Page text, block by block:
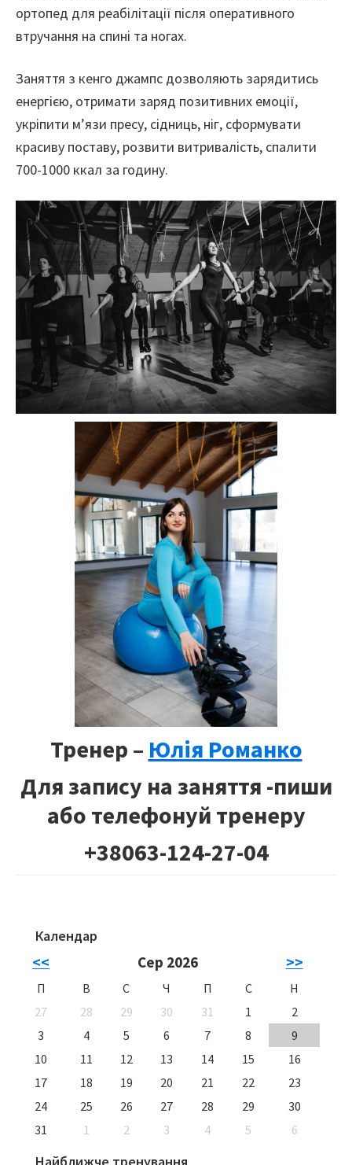
ортопед для реабілітації після оперативного
втручання на спині та ногах.
Заняття з кенго джампс дозволяють зарядитись
енергією, отримати заряд позитивних емоції,
укріпити м’язи пресу, сідниць, ніг, сформувати
красиву поставу, розвити витривалість, спалити
700-1000 ккал за годину.
Тренер – Юлія Романко
Для запису на заняття -пиши
або телефонуй тренеру
+38063-124-27-04
Primary
Sidebar
Календар
<< Сер 2026 >>
П В С Ч П С
Н
27
28 29 30 31 1
2
3
4 5 6 7 8
9
10
11 12 13 14 15
16
17
18 19 20 21 22
23
24
25 26 27 28 29
30
31
1 2 3 4 5 6
Найближче тренування